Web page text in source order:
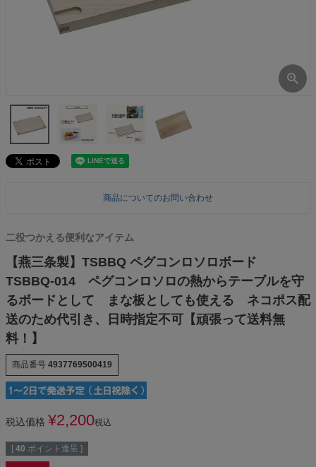
商品についてのお問い合わせ
二役つかえる便利なアイテム
【燕三条製】TSBBQ ペグコンロソロボード
TSBBQ-014 ペグコンロソロの熱からテーブルを守
るボードとして まな板としても使える ネコポス配
送のため代引き、日時指定不可【頑張って送料無
料！】
商品番号 4937769500419
税込価格 ¥2,200税込
[ 40 ポイント進呈 ]